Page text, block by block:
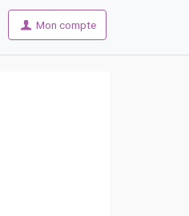
Mon compte